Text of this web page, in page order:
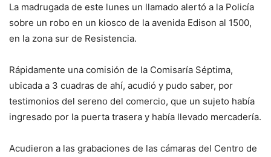
La madrugada de este lunes un llamado alertó a la Policía
sobre un robo en un kiosco de la avenida Edison al 1500,
en la zona sur de Resistencia.
Rápidamente una comisión de la Comisaría Séptima,
ubicada a 3 cuadras de ahí, acudió y pudo saber, por
testimonios del sereno del comercio, que un sujeto había
ingresado por la puerta trasera y había llevado mercadería.
Acudieron a las grabaciones de las cámaras del Centro de